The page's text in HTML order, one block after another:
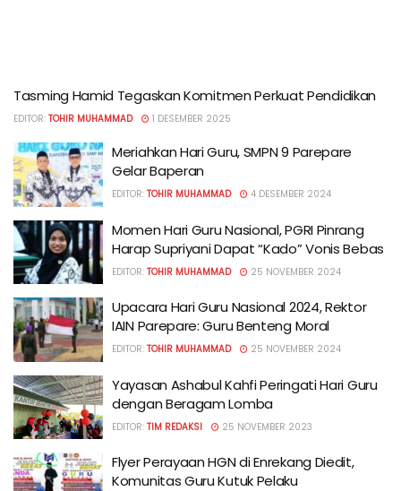
Tasming Hamid Tegaskan Komitmen Perkuat Pendidikan
EDITOR: TOHIR MUHAMMAD 1 DESEMBER 2025
Meriahkan Hari Guru, SMPN 9 Parepare
Gelar Baperan
EDITOR: TOHIR MUHAMMAD 4 DESEMBER 2024
Momen Hari Guru Nasional, PGRI Pinrang
Harap Supriyani Dapat “Kado” Vonis Bebas
EDITOR: TOHIR MUHAMMAD 25 NOVEMBER 2024
Upacara Hari Guru Nasional 2024, Rektor
IAIN Parepare: Guru Benteng Moral
EDITOR: TOHIR MUHAMMAD 25 NOVEMBER 2024
Yayasan Ashabul Kahfi Peringati Hari Guru
dengan Beragam Lomba
EDITOR: TIM REDAKSI 25 NOVEMBER 2023
Flyer Perayaan HGN di Enrekang Diedit,
Komunitas Guru Kutuk Pelaku